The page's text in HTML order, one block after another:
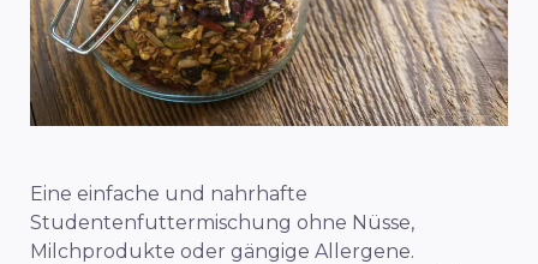
Eine einfache und nahrhafte
Studentenfuttermischung ohne Nüsse,
Milchprodukte oder gängige Allergene.